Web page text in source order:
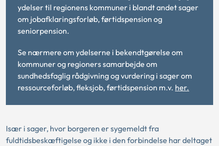
ydelser til regionens kommuner i blandt andet sager
om jobafklaringsforløb, førtidspension og
seniorpension.
Se nærmere om ydelserne i bekendtgørelse om
kommuner og regioners samarbejde om
sundhedsfaglig rådgivning og vurdering i sager om
ressourceforløb, fleksjob, førtidspension m.v. her.
Især i sager, hvor borgeren er sygemeldt fra
fuldtidsbeskæftigelse og ikke i den forbindelse har deltaget